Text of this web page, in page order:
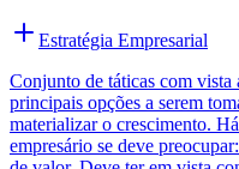
Estratégia Empresarial
Conjunto de táticas com vista
principais opções a serem
materializar o crescimento.
empresário se deve